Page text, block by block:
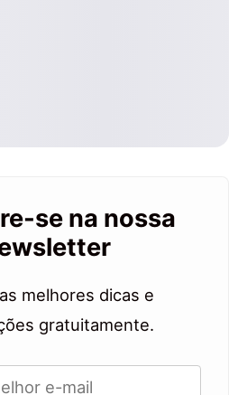
se na nossa
melhores dicas e
gratuitamente.